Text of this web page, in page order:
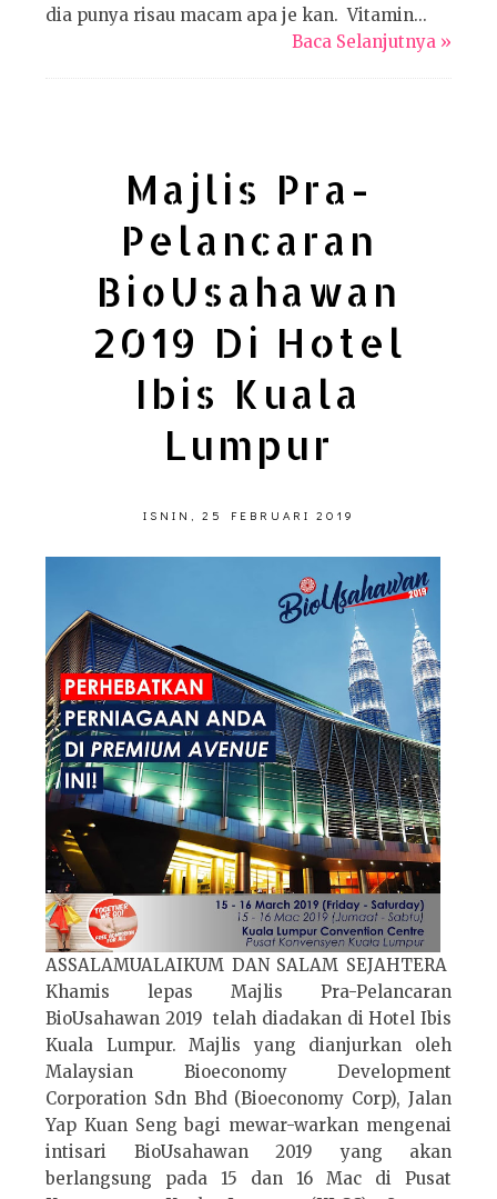
dia punya risau macam apa je kan. Vitamin...
Baca Selanjutnya »
Majlis Pra-
Pelancaran
BioUsahawan
2019 Di Hotel
Ibis Kuala
Lumpur
ISNIN, 25 FEBRUARI 2019
ASSALAMUALAIKUM DAN SALAM SEJAHTERA
Khamis lepas Majlis Pra-Pelancaran
BioUsahawan 2019 telah diadakan di Hotel Ibis
Kuala Lumpur. Majlis yang dianjurkan oleh
Malaysian Bioeconomy Development
Corporation Sdn Bhd (Bioeconomy Corp), Jalan
Yap Kuan Seng bagi mewar-warkan mengenai
intisari BioUsahawan 2019 yang akan
berlangsung pada 15 dan 16 Mac di Pusat